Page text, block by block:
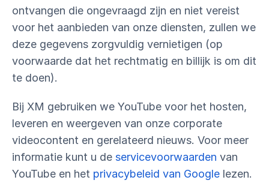
ontvangen die ongevraagd zijn en niet vereist
voor het aanbieden van onze diensten, zullen we
deze gegevens zorgvuldig vernietigen (op
voorwaarde dat het rechtmatig en billijk is om dit
te doen).
Bij XM gebruiken we YouTube voor het hosten,
leveren en weergeven van onze corporate
videocontent en gerelateerd nieuws. Voor meer
informatie kunt u de servicevoorwaarden van
YouTube en het privacybeleid van Google lezen.